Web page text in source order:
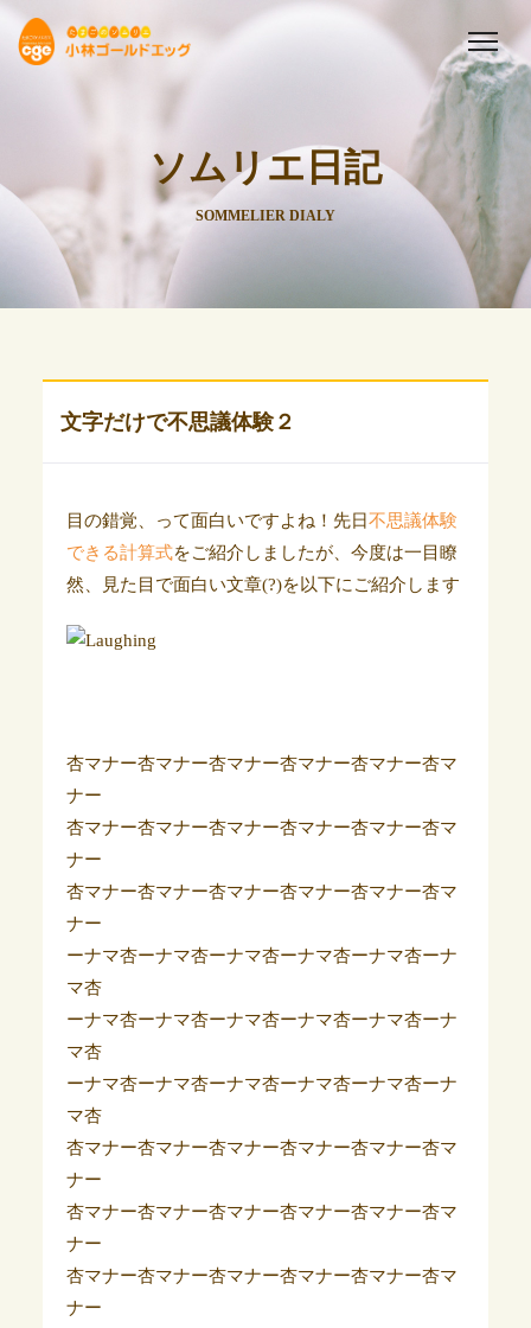
ソムリエ日記
SOMMELIER DIALY
文字だけで不思議体験２
目の錯覚、って面白いですよね！先日不思議体験
できる計算式をご紹介しましたが、今度は一目瞭
然、見た目で面白い文章(?)を以下にご紹介します
杏マナー杏マナー杏マナー杏マナー杏マナー杏マ
ナー
杏マナー杏マナー杏マナー杏マナー杏マナー杏マ
ナー
杏マナー杏マナー杏マナー杏マナー杏マナー杏マ
ナー
ーナマ杏ーナマ杏ーナマ杏ーナマ杏ーナマ杏ーナ
マ杏
ーナマ杏ーナマ杏ーナマ杏ーナマ杏ーナマ杏ーナ
マ杏
ーナマ杏ーナマ杏ーナマ杏ーナマ杏ーナマ杏ーナ
マ杏
杏マナー杏マナー杏マナー杏マナー杏マナー杏マ
ナー
杏マナー杏マナー杏マナー杏マナー杏マナー杏マ
ナー
杏マナー杏マナー杏マナー杏マナー杏マナー杏マ
ナー